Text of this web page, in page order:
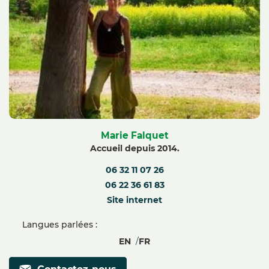
Marie Falquet
Accueil depuis 2014.
06 32 11 07 26
06 22 36 61 83
Site internet
Langues parlées :
EN
FR